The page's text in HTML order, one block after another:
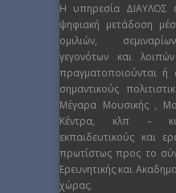
Η υπηρεσία ΔΙΑΥΛΟΣ
ψηφιακή μετάδοση
ομιλιών,
γεγονότων και
πραγματοποιούνται ή
σημαντικούς
Μέγαρα Μουσικής ,
Κέντρα, κλπ –
εκπαιδευτικούς και
πρωτίστως προς το
Ερευνητικής και
χώρας.